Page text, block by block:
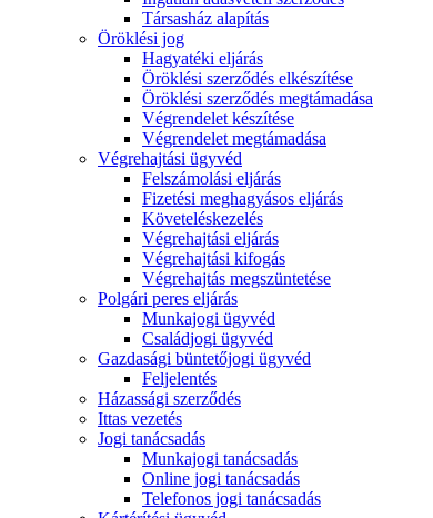
Társasház alapítás
Öröklési jog
Hagyatéki eljárás
Öröklési szerződés elkészítése
Öröklési szerződés megtámadása
Végrendelet készítése
Végrendelet megtámadása
Végrehajtási ügyvéd
Felszámolási eljárás
Fizetési meghagyásos eljárás
Követeléskezelés
Végrehajtási eljárás
Végrehajtási kifogás
Végrehajtás megszüntetése
Polgári peres eljárás
Munkajogi ügyvéd
Családjogi ügyvéd
Gazdasági büntetőjogi ügyvéd
Feljelentés
Házassági szerződés
Ittas vezetés
Jogi tanácsadás
Munkajogi tanácsadás
Online jogi tanácsadás
Telefonos jogi tanácsadás